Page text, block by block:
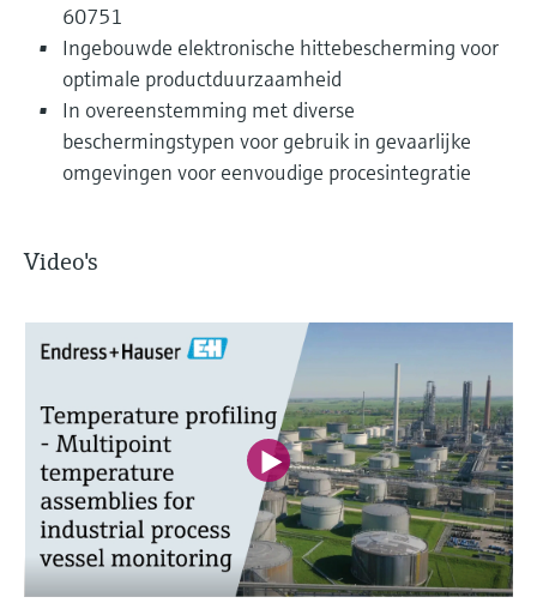
60751
Ingebouwde elektronische hittebescherming voor
optimale productduurzaamheid
In overeenstemming met diverse
beschermingstypen voor gebruik in gevaarlijke
omgevingen voor eenvoudige procesintegratie
Video's